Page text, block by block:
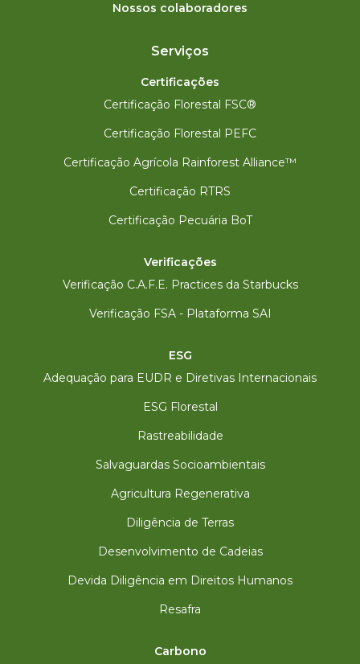
Nossos colaboradores
Serviços
Certificações
Certificação Florestal FSC®
Certificação Florestal PEFC
Certificação Agrícola Rainforest Alliance™
Certificação RTRS
Certificação Pecuária BoT
Verificações
Verificação C.A.F.E. Practices da Starbucks
Verificação FSA - Plataforma SAI
ESG
Adequação para EUDR e Diretivas Internacionais
ESG Florestal
Rastreabilidade
Salvaguardas Socioambientais
Agricultura Regenerativa
Diligência de Terras
Desenvolvimento de Cadeias
Devida Diligência em Direitos Humanos
Resafra
Carbono